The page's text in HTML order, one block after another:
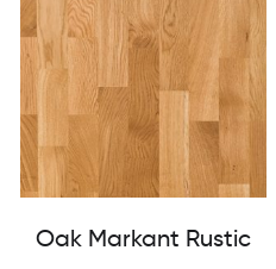
Oak Markant Rustic